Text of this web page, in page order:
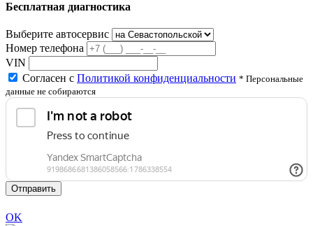
Бесплатная диагностика
Выберите автосервис
Номер телефона
VIN
Согласен с Политикой конфиденциальности * Персональные
данные не собираются
Отправить
OK